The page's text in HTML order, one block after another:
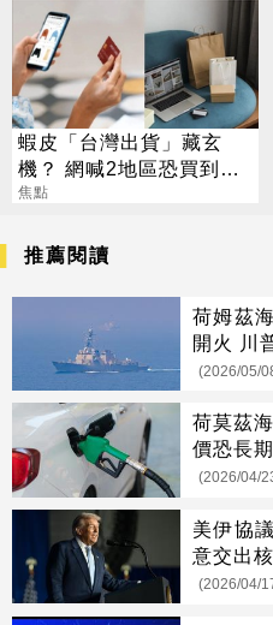
蝦皮「台灣出貨」藏玄
機？ 網喊2地區恐買到假
貨 專家揭真相
焦點
推薦閱讀
荷姆茲
開火 川
(2026/05/
荷莫茲
價恐長
(2026/04/
美伊協
意交出
(2026/04/